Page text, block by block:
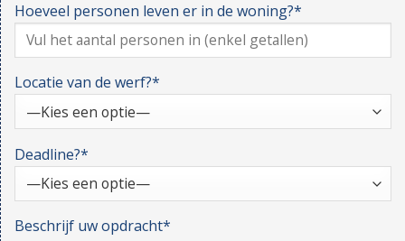
Hoeveel personen leven er in de woning?*
Locatie van de werf?*
Deadline?*
Beschrijf uw opdracht*